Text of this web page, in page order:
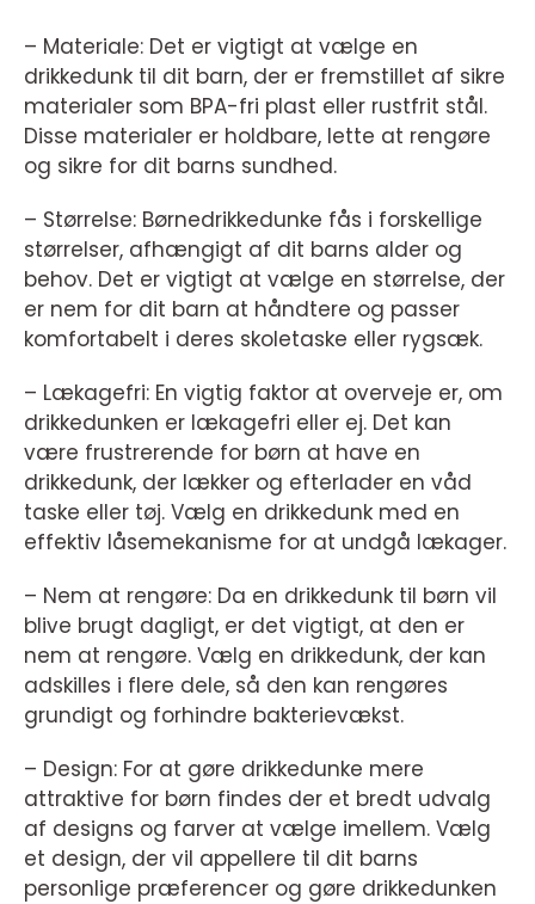
– Materiale: Det er vigtigt at vælge en
drikkedunk til dit barn, der er fremstillet af sikre
materialer som BPA-fri plast eller rustfrit stål.
Disse materialer er holdbare, lette at rengøre
og sikre for dit barns sundhed.
– Størrelse: Børnedrikkedunke fås i forskellige
størrelser, afhængigt af dit barns alder og
behov. Det er vigtigt at vælge en størrelse, der
er nem for dit barn at håndtere og passer
komfortabelt i deres skoletaske eller rygsæk.
– Lækagefri: En vigtig faktor at overveje er, om
drikkedunken er lækagefri eller ej. Det kan
være frustrerende for børn at have en
drikkedunk, der lækker og efterlader en våd
taske eller tøj. Vælg en drikkedunk med en
effektiv låsemekanisme for at undgå lækager.
– Nem at rengøre: Da en drikkedunk til børn vil
blive brugt dagligt, er det vigtigt, at den er
nem at rengøre. Vælg en drikkedunk, der kan
adskilles i flere dele, så den kan rengøres
grundigt og forhindre bakterievækst.
– Design: For at gøre drikkedunke mere
attraktive for børn findes der et bredt udvalg
af designs og farver at vælge imellem. Vælg
et design, der vil appellere til dit barns
personlige præferencer og gøre drikkedunken